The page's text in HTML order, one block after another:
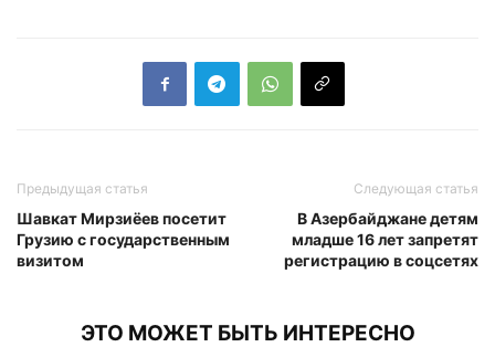
Предыдущая статья
Шавкат Мирзиёев посетит
Грузию с государственным
визитом
Следующая статья
В Азербайджане детям
младше 16 лет запретят
регистрацию в соцсетях
ЭТО МОЖЕТ БЫТЬ ИНТЕРЕСНО